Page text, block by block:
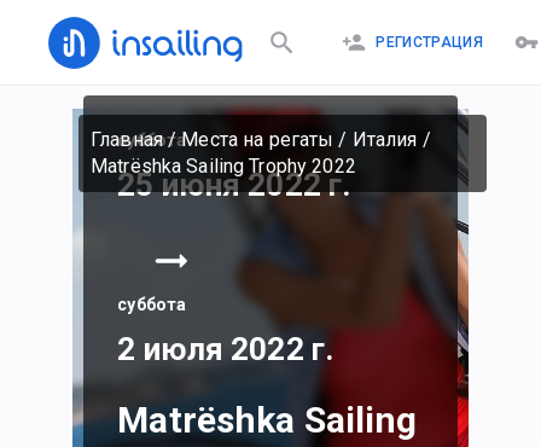
РЕГИСТРАЦИЯ
Главная/Места на регаты / Италия /
Matrёshka Sailing Trophy 2022
суббота
25 июня 2022 г.
суббота
2 июля 2022 г.
Matrёshka Sailing